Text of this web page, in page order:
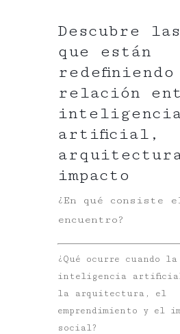
Descubre
que están
relación
artificial,
impacto
¿En qué consiste
encuentro?
¿Qué ocurre cuando la
inteligencia
la arquitectura, el
emprendimiento y el
social?